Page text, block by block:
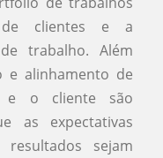
de clientes e a
trabalho. Além
e alinhamento de
e o cliente são
as expectativas
sejam